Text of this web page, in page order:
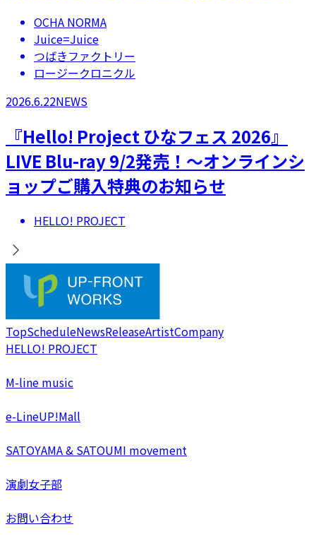
OCHA NORMA
Juice=Juice
つばきファクトリー
ロージークロニクル
2026.6.22NEWS
『Hello! Project ひなフェス 2026』
LIVE Blu-ray 9/2発売！～オンラインシ
ョップご購入特典のお知らせ
HELLO! PROJECT
TopScheduleNewsReleaseArtistCompany
HELLO! PROJECT
M-line music
e-LineUP!Mall
SATOYAMA & SATOUMI movement
演劇女子部
お問い合わせ